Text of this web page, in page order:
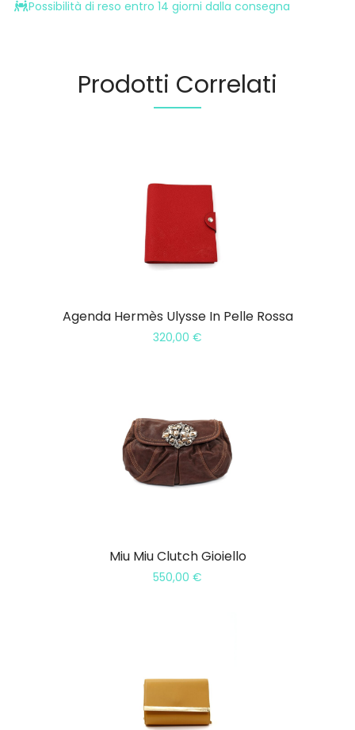
Possibilità di reso entro 14 giorni dalla consegna
Prodotti Correlati
Agenda Hermès Ulysse In Pelle Rossa
320,00 €
Miu Miu Clutch Gioiello
550,00 €